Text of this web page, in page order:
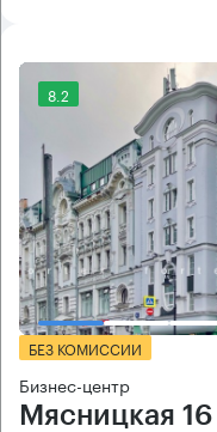
8.2
БЕЗ КОМИССИИ
Бизнес-центр
Мясницкая 16